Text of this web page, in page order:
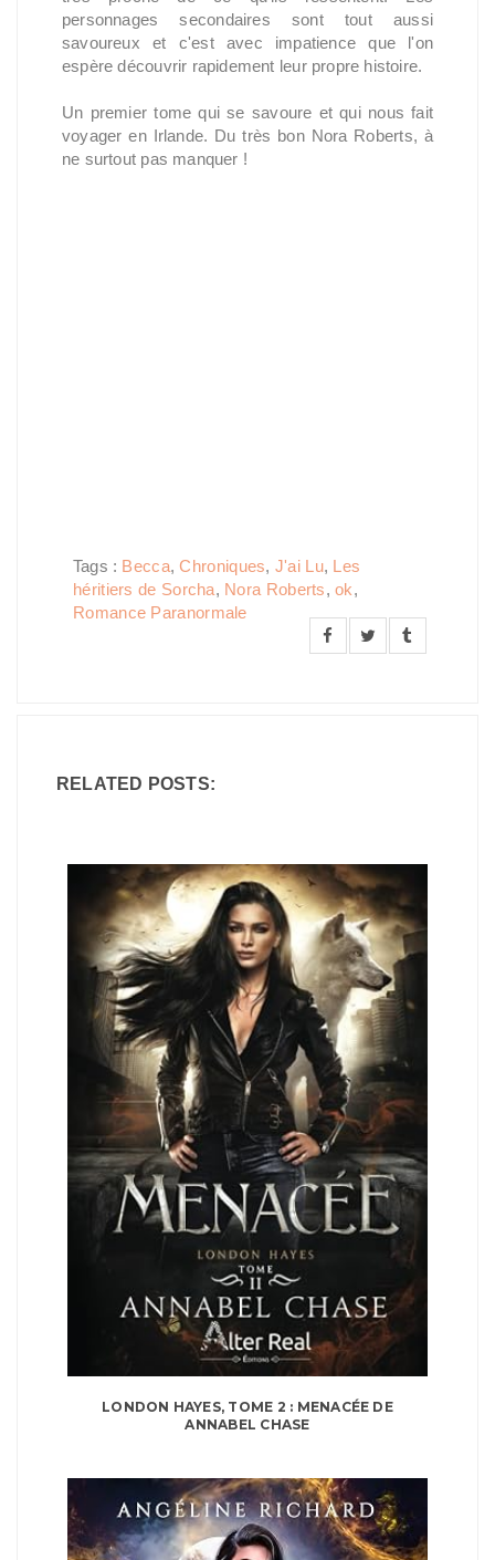
personnages secondaires sont tout aussi
savoureux et c'est avec impatience que l'on
espère découvrir rapidement leur propre histoire.
Un premier tome qui se savoure et qui nous fait
voyager en Irlande. Du très bon Nora Roberts, à
ne surtout pas manquer !
Tags : Becca,Chroniques, J'ai Lu, Les
héritiers de Sorcha, Nora Roberts,ok,
Romance Paranormale
RELATED POSTS:
LONDON HAYES, TOME 2 : MENACÉE DE
ANNABEL CHASE